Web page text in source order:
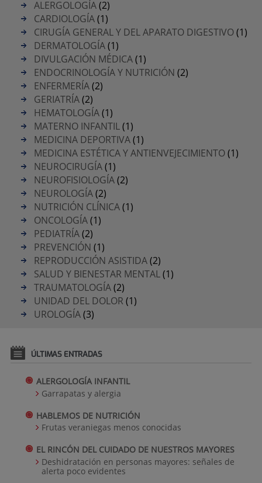
ALERGOLOGÍA(2)
CARDIOLOGÍA(1)
CIRUGÍA GENERAL Y DEL APARATO DIGESTIVO(1)
DERMATOLOGÍA(1)
DIVULGACIÓN MÉDICA(1)
ENDOCRINOLOGÍA Y NUTRICIÓN (2)
ENFERMERÍA(2)
GERIATRÍA(2)
HEMATOLOGÍA(1)
MATERNO INFANTIL(1)
MEDICINA DEPORTIVA(1)
MEDICINA ESTÉTICA Y ANTIENVEJECIMIENTO(1)
NEUROCIRUGÍA(1)
NEUROFISIOLOGÍA(2)
NEUROLOGÍA(2)
NUTRICIÓN CLÍNICA(1)
ONCOLOGÍA(1)
PEDIATRÍA(2)
PREVENCIÓN (1)
REPRODUCCIÓN ASISTIDA(2)
SALUD Y BIENESTAR MENTAL(1)
TRAUMATOLOGÍA(2)
UNIDAD DEL DOLOR(1)
UROLOGÍA(3)
ÚLTIMAS ENTRADAS
ALERGOLOGÍA INFANTIL
Garrapatas y alergia
HABLEMOS DE NUTRICIÓN
Frutas veraniegas menos conocidas
EL RINCÓN DEL CUIDADO DE NUESTROS MAYORES
Deshidratación en personas mayores: señales de
alerta poco evidentes